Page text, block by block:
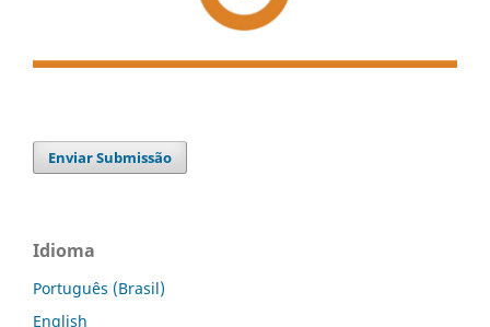
Enviar Submissão
Idioma
Português (Brasil)
English